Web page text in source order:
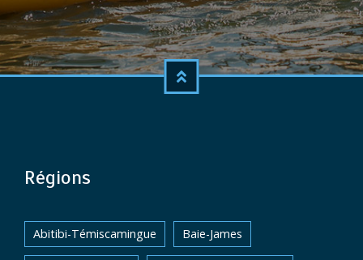
Régions
Abitibi-Témiscamingue Baie-James